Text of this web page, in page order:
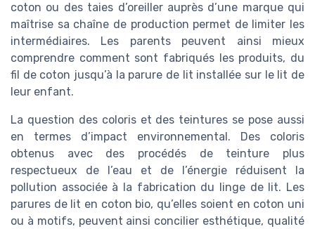
coton ou des taies d’oreiller auprès d’une marque qui
maîtrise sa chaîne de production permet de limiter les
intermédiaires. Les parents peuvent ainsi mieux
comprendre comment sont fabriqués les produits, du
fil de coton jusqu’à la parure de lit installée sur le lit de
leur enfant.
La question des coloris et des teintures se pose aussi
en termes d’impact environnemental. Des coloris
obtenus avec des procédés de teinture plus
respectueux de l’eau et de l’énergie réduisent la
pollution associée à la fabrication du linge de lit. Les
parures de lit en coton bio, qu’elles soient en coton uni
ou à motifs, peuvent ainsi concilier esthétique, qualité